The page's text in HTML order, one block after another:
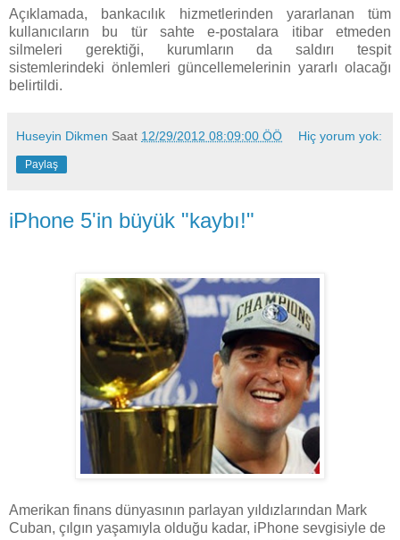
Açıklamada, bankacılık hizmetlerinden yararlanan tüm
kullanıcıların bu tür sahte e-postalara itibar etmeden
silmeleri gerektiği, kurumların da saldırı tespit
sistemlerindeki önlemleri güncellemelerinin yararlı olacağı
belirtildi.
Huseyin Dikmen Saat 12/29/2012 08:09:00 ÖÖ Hiç yorum yok:
Paylaş
iPhone 5'in büyük "kaybı!"
Amerikan finans dünyasının parlayan yıldızlarından Mark
Cuban, çılgın yaşamıyla olduğu kadar, iPhone sevgisiyle de